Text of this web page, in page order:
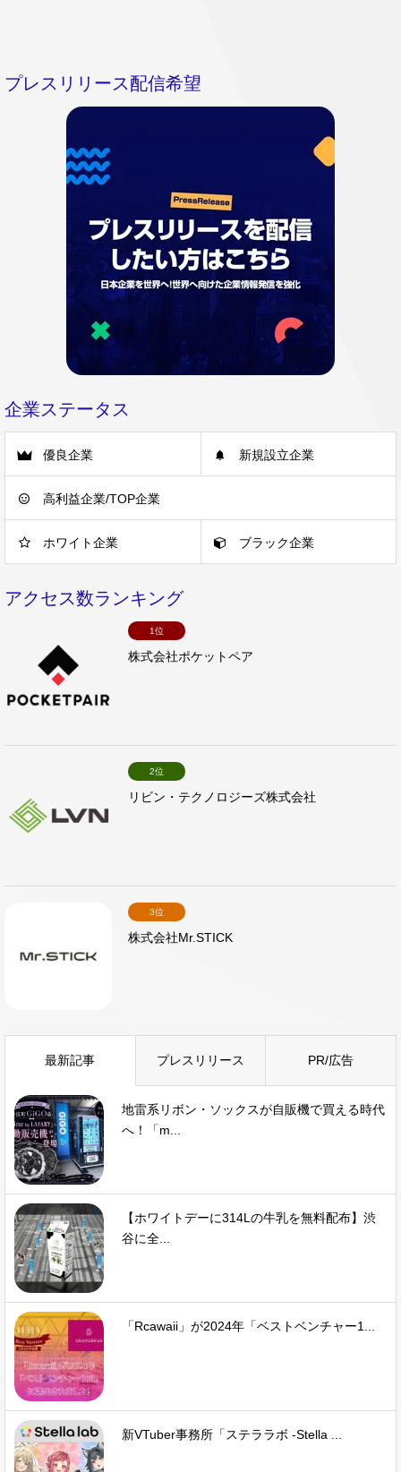
プレスリリース配信希望
企業ステータス
優良企業 新規設立企業
高利益企業/TOP企業
ホワイト企業 ブラック企業
アクセス数ランキング
1位
株式会社ポケットペア
2位
リビン・テクノロジーズ株式会社
3位
株式会社Mr.STICK
最新記事 プレスリリース PR/広告
地雷系リボン・ソックスが自販機で買える時代
へ！「m...
【ホワイトデーに314Lの牛乳を無料配布】渋
谷に全...
「Rcawaii」が2024年「ベストベンチャー1...
新VTuber事務所「ステララボ -Stella ...